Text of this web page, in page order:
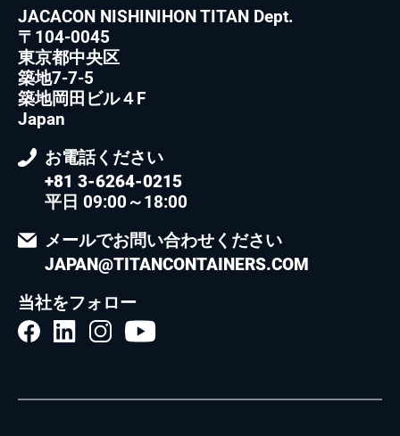
JACACON NISHINIHON TITAN Dept.
〒104-0045
東京都中央区
築地7-7-5
築地岡田ビル４F
Japan
お電話ください
+81 3-6264-0215
平日 09:00～18:00
メールでお問い合わせください
JAPAN@TITANCONTAINERS.COM
当社をフォロー